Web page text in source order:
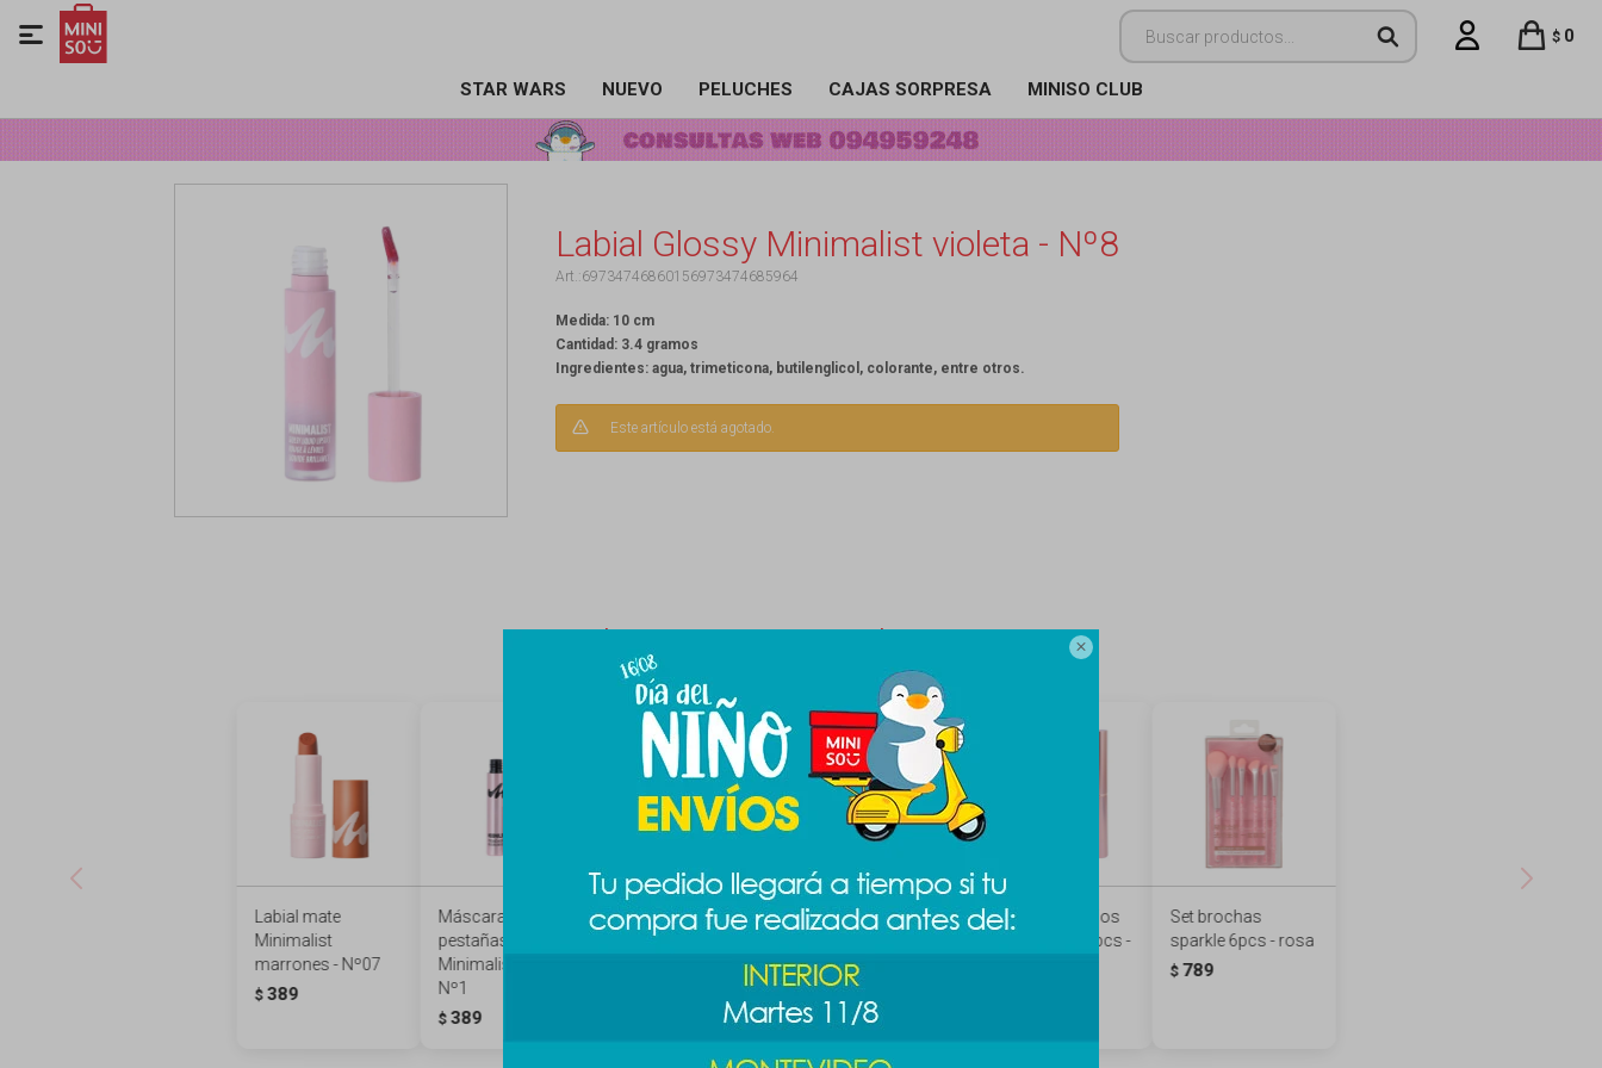

STAR WARS NUEVO PELUCHES CAJAS SORPRESA MINISO CLUB
$ 0

Labial Glossy Minimalist violeta - Nº8
69734746860156973474685964
Medida: 10 cm
Cantidad: 3.4 gramos
Ingredientes: agua, trimeticona, butilenglicol, colorante, entre otros.
Este artículo está agotado.
Productos que te pueden interesar
Labial mate
Minimalist
marrones - Nº07
$ 389
Máscara de
pestañas
Minimalist - negro
Nº1
$ 389
Set brochas sweet
8pcs
Set brochas B&G 5
$ 589
Brocha para ojos
con estuche 5pcs -
Set brochas
sparkle 6pcs - rosa
$ 789